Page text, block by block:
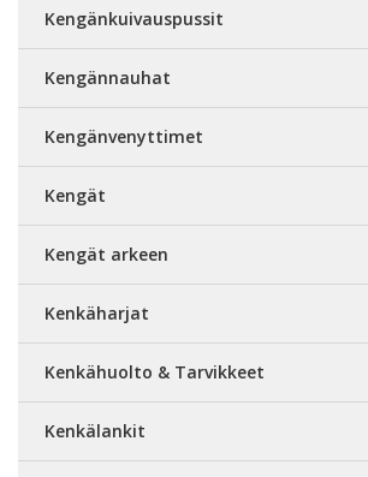
Kengänkuivauspussit
Kengännauhat
Kengänvenyttimet
Kengät
Kengät arkeen
Kenkäharjat
Kenkähuolto & Tarvikkeet
Kenkälankit